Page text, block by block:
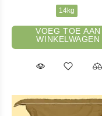
14kg
VOEG TOE AAN
WINKELWAGEN